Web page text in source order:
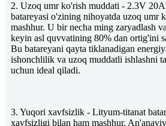
2. Uzoq umr ko'rish muddati - 2.3V
batareyasi o'zining nihoyatda uzoq umr
mashhur. U bir necha ming zaryadlash
keyin asl quvvatining 80% dan ortig'ini
Bu batareyani qayta tiklanadigan
ishonchlilik va uzoq muddatli ishlashni
uchun ideal qiladi.
3. Yuqori xavfsizlik - Lityum-titanat
xavfsizligi bilan ham mashhur.